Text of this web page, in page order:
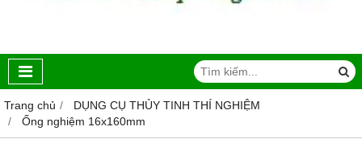
Trang chủ
DỤNG CỤ THỦY TINH THÍ NGHIỆM
Ống nghiệm 16x160mm